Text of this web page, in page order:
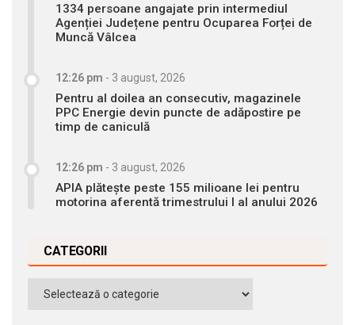
1334 persoane angajate prin intermediul
Agenției Județene pentru Ocuparea Forței de
Muncă Vâlcea
12:26 pm - 3 august, 2026
Pentru al doilea an consecutiv, magazinele
PPC Energie devin puncte de adăpostire pe
timp de caniculă
12:26 pm - 3 august, 2026
APIA plătește peste 155 milioane lei pentru
motorina aferentă trimestrului I al anului 2026
CATEGORII
Categorii